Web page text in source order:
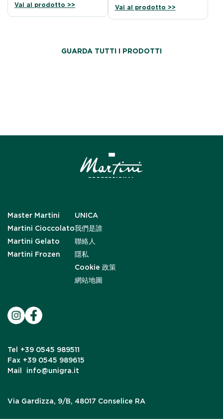
Vai al prodotto >> Vai al prodotto >>
GUARDA TUTTI I PRODOTTI
Master Martini
Martini Cioccolato
Martini Gelato
Martini Frozen
UNICA
我們是誰
聯絡人
隱私
Cookie 政策
網站地圖
Tel
+39 0545 989511
Fax +39 0545 989615
Mail
info@unigra.it
Via Gardizza, 9/B, 48017 Conselice RA